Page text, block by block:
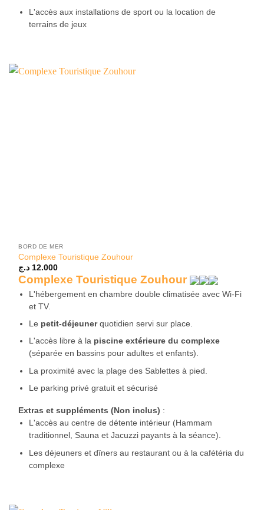
L'accès aux installations de sport ou la location de
terrains de jeux
BORD DE MER
Complexe Touristique Zouhour
12.000 د.ج
Complexe Touristique Zouhour
L'hébergement en chambre double climatisée avec Wi-Fi
et TV.
Le petit-déjeunerquotidien servi sur place.
L'accès libre à la piscine extérieure du complexe
(séparée en bassins pour adultes et enfants).
La proximité avec la plage des Sablettes à pied.
Le parking privé gratuit et sécurisé
Extras et suppléments (Non inclus) :
L'accès au centre de détente intérieur (Hammam
traditionnel, Sauna et Jacuzzi payants à la séance).
Les déjeuners et dîners au restaurant ou à la cafétéria du
complexe